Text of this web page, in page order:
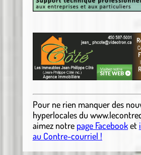
Pour ne rien manquer des
hyperlocales du
aimez notre page Facebooket
au Contre-courriel !